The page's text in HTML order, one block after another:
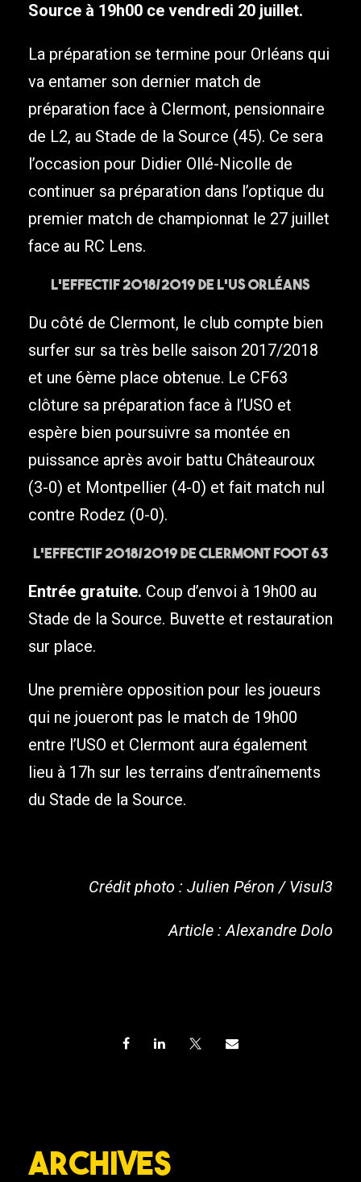
Source à 19h00 ce vendredi 20 juillet.
La préparation se termine pour Orléans qui
va entamer son dernier match de
préparation face à Clermont, pensionnaire
de L2, au Stade de la Source (45). Ce sera
l’occasion pour Didier Ollé-Nicolle de
continuer sa préparation dans l’optique du
premier match de championnat le 27 juillet
face au RC Lens.
L’effectif 2018/2019 de l’US Orléans
Du côté de Clermont, le club compte bien
surfer sur sa très belle saison 2017/2018
et une 6ème place obtenue. Le CF63
clôture sa préparation face à l’USO et
espère bien poursuivre sa montée en
puissance après avoir battu Châteauroux
(3-0) et Montpellier (4-0) et fait match nul
contre Rodez (0-0).
L’effectif 2018/2019 de Clermont Foot 63
Entrée gratuite. Coup d’envoi à 19h00 au
Stade de la Source. Buvette et restauration
sur place.
Une première opposition pour les joueurs
qui ne joueront pas le match de 19h00
entre l’USO et Clermont aura également
lieu à 17h sur les terrains d’entraînements
du Stade de la Source.
Crédit photo : Julien Péron / Visul3
Article : Alexandre Dolo
Archives